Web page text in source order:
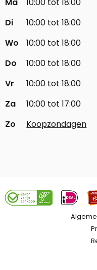
Di
10:00 tot 18:00
Wo
10:00 tot 18:00
Do
10:00 tot 18:00
Vr
10:00 tot 18:00
Za
10:00 tot 17:00
Zo
Koopzondagen